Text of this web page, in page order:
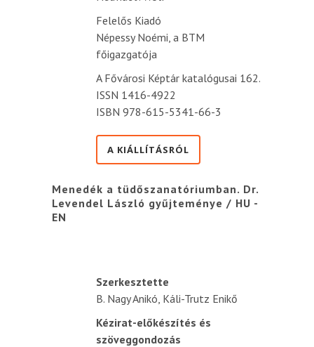
Felelős Kiadó
Népessy Noémi, a BTM
főigazgatója
A Fővárosi Képtár katalógusai 162.
ISSN 1416-4922
ISBN 978-615-5341-66-3
A KIÁLLÍTÁSRÓL
Menedék a tüdőszanatóriumban. Dr.
Levendel László gyűjteménye / HU -
EN
Szerkesztette
B. Nagy Anikó, Káli-Trutz Enikő
Kézirat-előkészítés és
szöveggondozás